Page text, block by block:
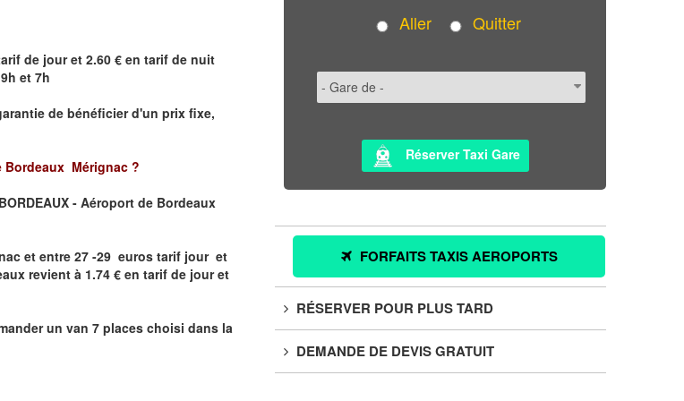
de jour et 2.60 € en tarif de nuit
et 7h
de bénéficierd'un prix fixe,
Bordeaux Mérignac ?
- Aéroport de Bordeaux
et entre 27 -29 euros tarif jour et
revient à 1.74 € en tarif de jour et
un van 7 places choisi dans la
Aller Quitter
Réserver Taxi Gare
FORFAITS TAXIS AEROPORTS
RÉSERVER POUR PLUS TARD
DEMANDE DE DEVIS GRATUIT